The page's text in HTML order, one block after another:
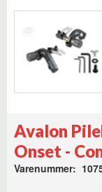
Avalon
Onset -
Varenummer: